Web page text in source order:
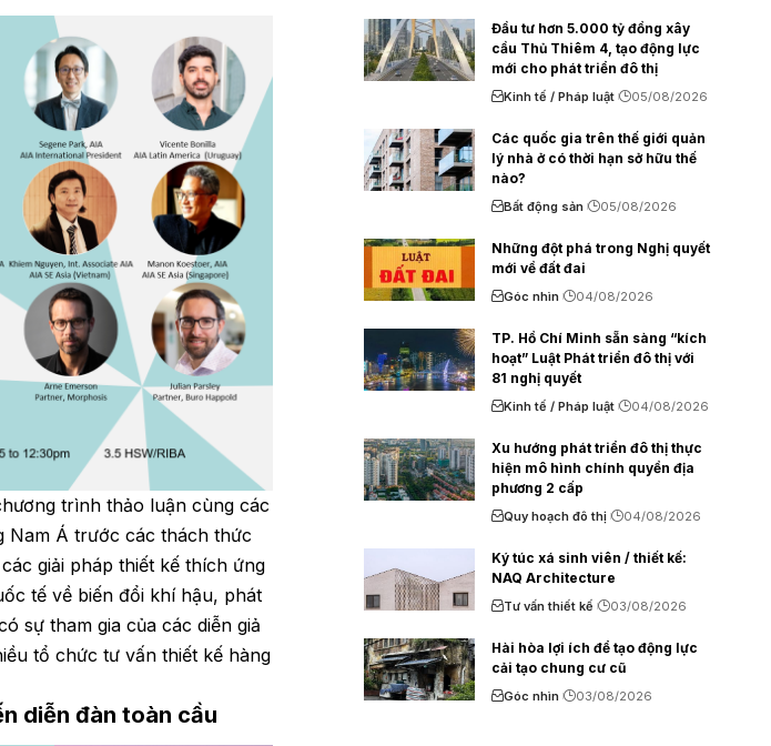
trình thảo luận cùng các
Nam Á trước các thách thức
giải pháp thiết kế thích ứng
tế về biến đổi khí hậu, phát
sự tham gia của các diễn giả
tổ chức tư vấn thiết kế hàng
diễn đàn toàn cầu
Đầu tư hơn 5.000 tỷ đồng xây
cầu Thủ Thiêm 4, tạo động lực
mới cho phát triển đô thị
Kinh tế / Pháp luật 05/08/2026
Các quốc gia trên thế giới quản
lý nhà ở có thời hạn sở hữu thế
nào?
Bất động sản 05/08/2026
Những đột phá trong Nghị quyết
mới về đất đai
Góc nhìn 04/08/2026
TP. Hồ Chí Minh sẵn sàng “kích
hoạt” Luật Phát triển đô thị với
81 nghị quyết
Kinh tế / Pháp luật 04/08/2026
Xu hướng phát triển đô thị thực
hiện mô hình chính quyền địa
phương 2 cấp
Quy hoạch đô thị 04/08/2026
Ký túc xá sinh viên / thiết kế:
NAQ Architecture
Tư vấn thiết kế 03/08/2026
Hài hòa lợi ích để tạo động lực
cải tạo chung cư cũ
Góc nhìn 03/08/2026